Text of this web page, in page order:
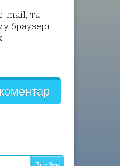
mail, та
браузері